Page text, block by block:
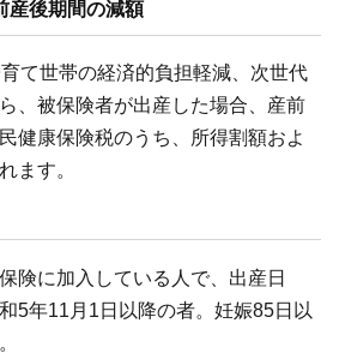
産後期間の減額
て世帯の経済的負担軽減、次世代
、被保険者が出産した場合、産前
健康保険税のうち、所得割額およ
ます。
険に加入している人で、出産日
5年11月1日以降の者。妊娠85日以